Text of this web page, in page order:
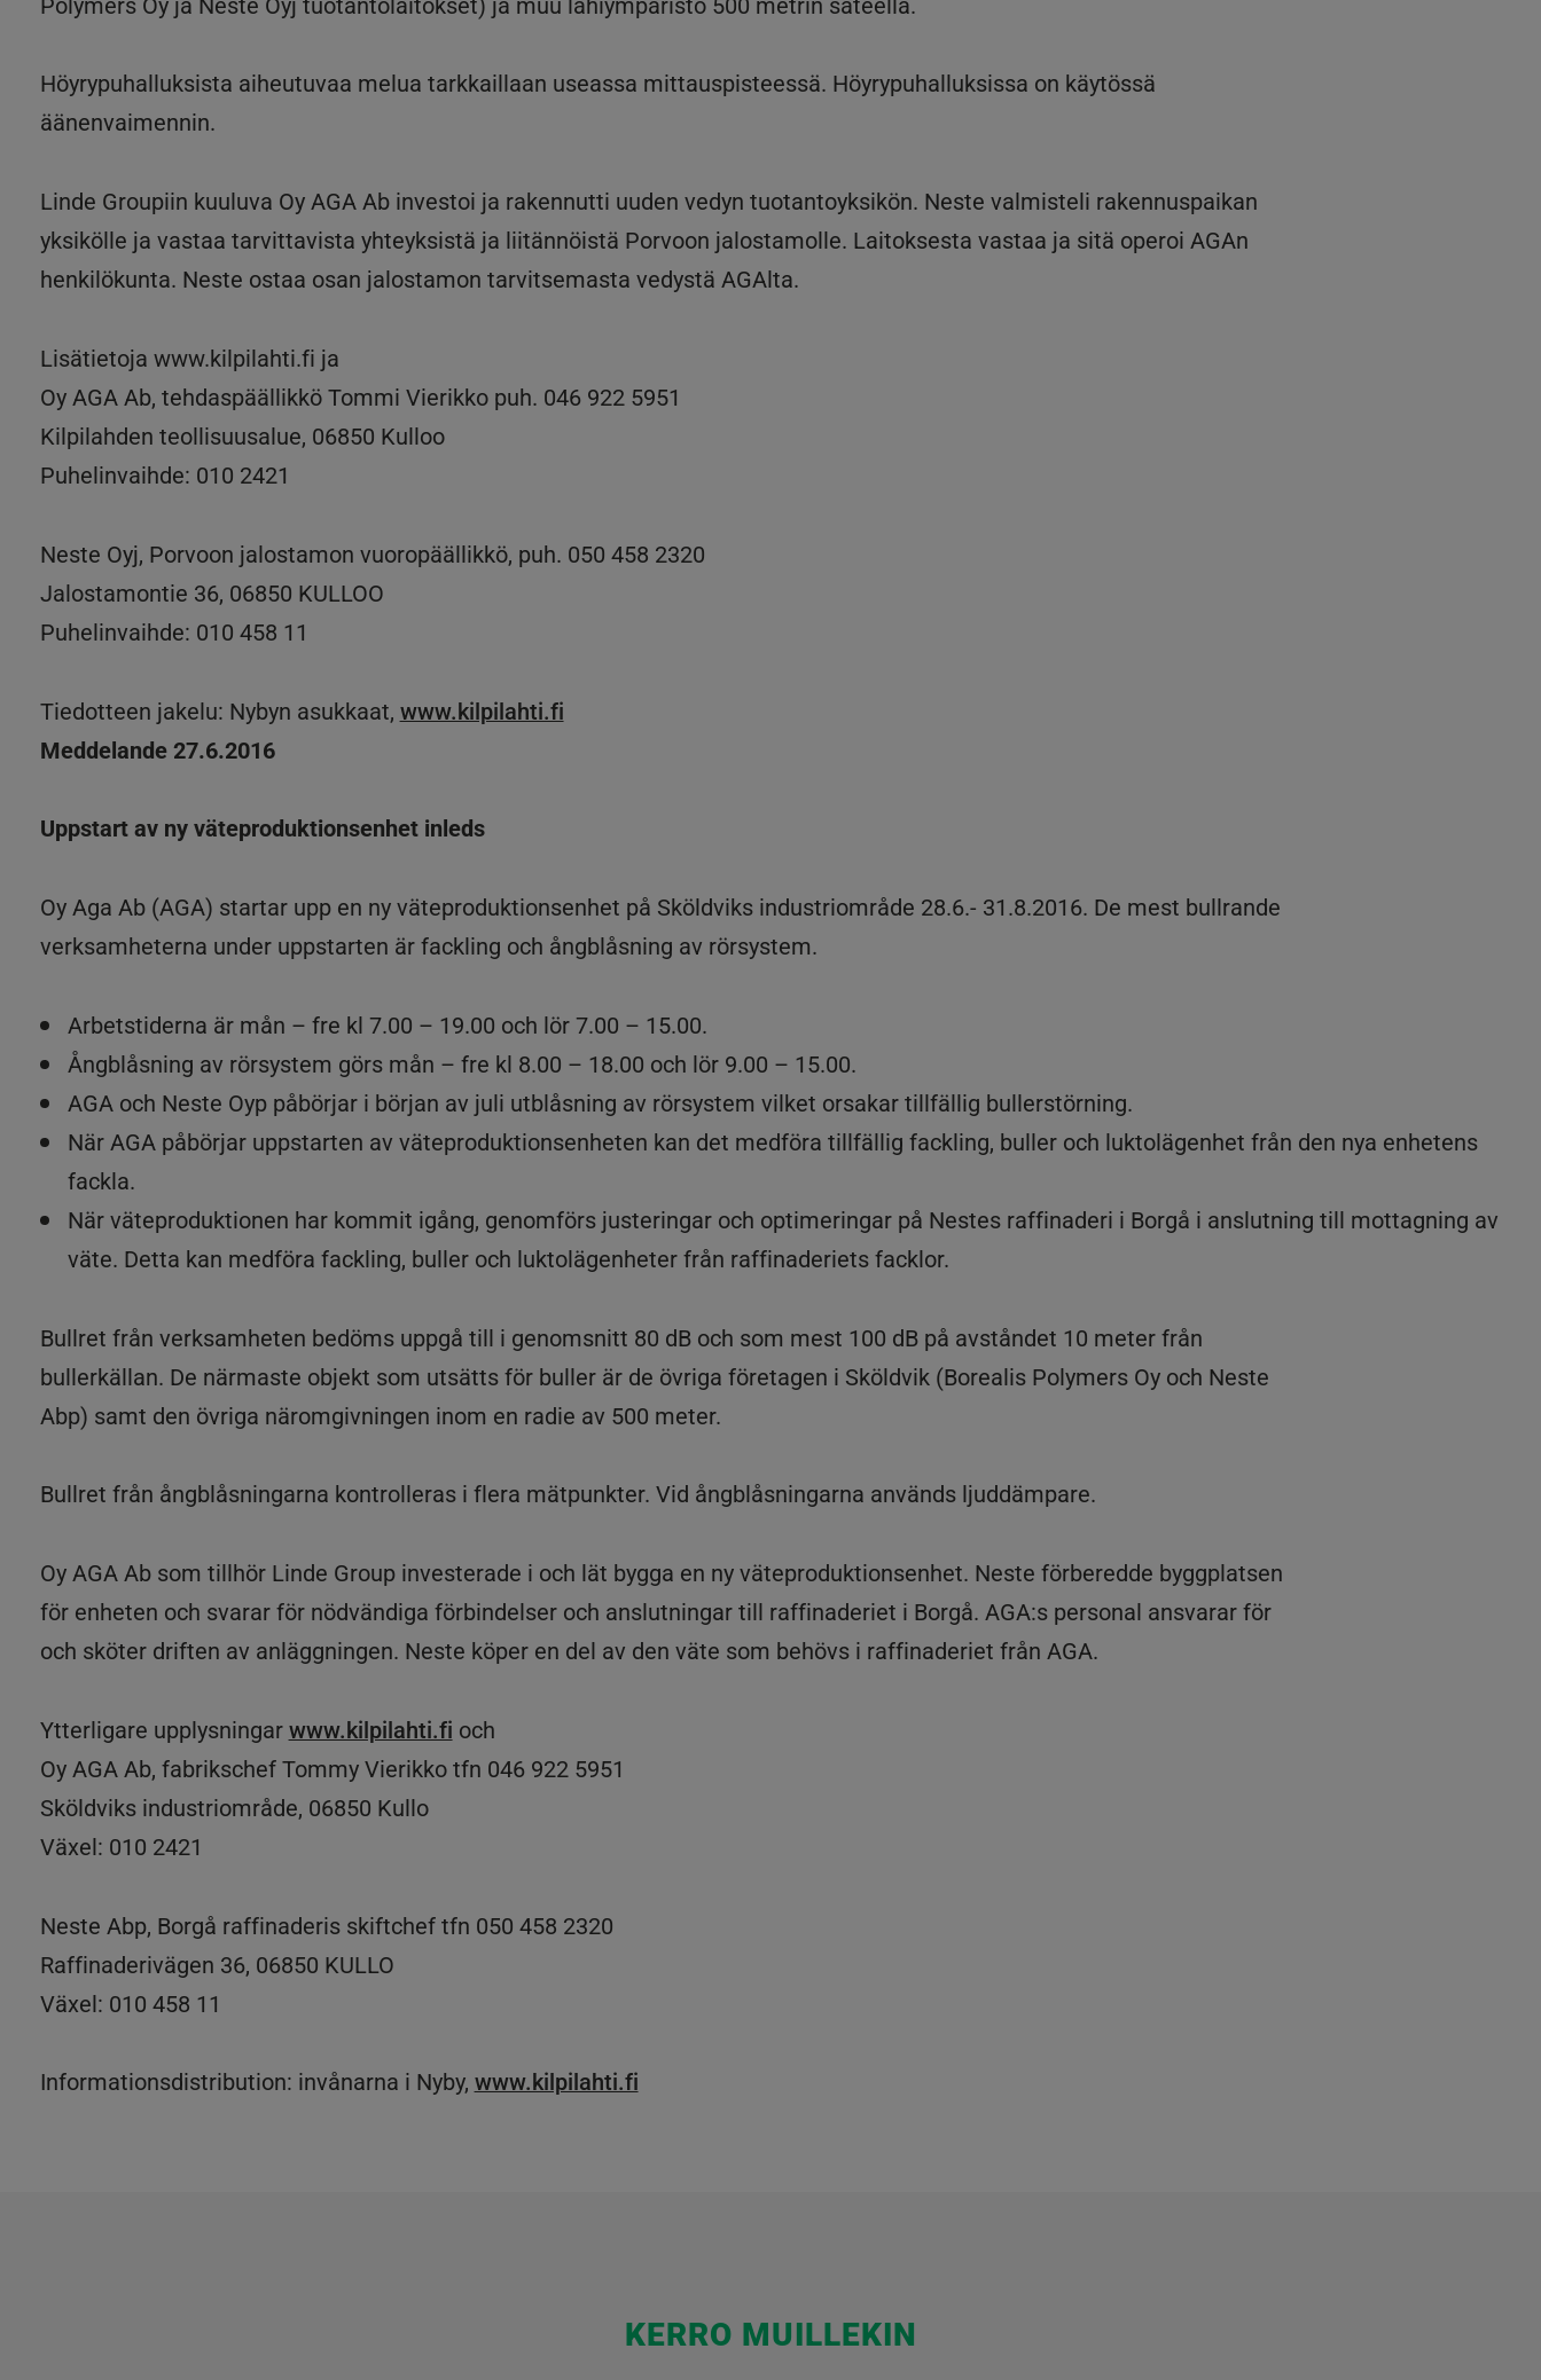
Polymers Oy ja Neste Oyj tuotantolaitokset) ja muu lähiympäristö 500 metrin säteellä.
Höyrypuhalluksista aiheutuvaa melua tarkkaillaan useassa mittauspisteessä. Höyrypuhalluksissa on käytössä
äänenvaimennin.
Linde Groupiin kuuluva Oy AGA Ab investoi ja rakennutti uuden vedyn tuotantoyksikön. Neste valmisteli rakennuspaikan
yksikölle ja vastaa tarvittavista yhteyksistä ja liitännöistä Porvoon jalostamolle. Laitoksesta vastaa ja sitä operoi AGAn
henkilökunta. Neste ostaa osan jalostamon tarvitsemasta vedystä AGAlta.
Lisätietoja www.kilpilahti.fi ja
Oy AGA Ab, tehdaspäällikkö Tommi Vierikko puh. 046 922 5951
Kilpilahden teollisuusalue, 06850 Kulloo
Puhelinvaihde: 010 2421
Neste Oyj, Porvoon jalostamon vuoropäällikkö, puh. 050 458 2320
Jalostamontie 36, 06850 KULLOO
Puhelinvaihde: 010 458 11
Tiedotteen jakelu: Nybyn asukkaat, www.kilpilahti.fi
Meddelande 27.6.2016
Uppstart av ny väteproduktionsenhet inleds
Oy Aga Ab (AGA) startar upp en ny väteproduktionsenhet på Sköldviks industriområde 28.6.- 31.8.2016. De mest bullrande
verksamheterna under uppstarten är fackling och ångblåsning av rörsystem.
Arbetstiderna är mån – fre kl 7.00 – 19.00 och lör 7.00 – 15.00.
Ångblåsning av rörsystem görs mån – fre kl 8.00 – 18.00 och lör 9.00 – 15.00.
AGA och Neste Oyp påbörjar i början av juli utblåsning av rörsystem vilket orsakar tillfällig bullerstörning.
När AGA påbörjar uppstarten av väteproduktionsenheten kan det medföra tillfällig fackling, buller och luktolägenhet från den nya enhetens
fackla.
När väteproduktionen har kommit igång, genomförs justeringar och optimeringar på Nestes raffinaderi i Borgå i anslutning till mottagning av
väte. Detta kan medföra fackling, buller och luktolägenheter från raffinaderiets facklor.
Bullret från verksamheten bedöms uppgå till i genomsnitt 80 dB och som mest 100 dB på avståndet 10 meter från
bullerkällan. De närmaste objekt som utsätts för buller är de övriga företagen i Sköldvik (Borealis Polymers Oy och Neste
Abp) samt den övriga näromgivningen inom en radie av 500 meter.
Bullret från ångblåsningarna kontrolleras i flera mätpunkter. Vid ångblåsningarna används ljuddämpare.
Oy AGA Ab som tillhör Linde Group investerade i och lät bygga en ny väteproduktionsenhet. Neste förberedde byggplatsen
för enheten och svarar för nödvändiga förbindelser och anslutningar till raffinaderiet i Borgå. AGA:s personal ansvarar för
och sköter driften av anläggningen. Neste köper en del av den väte som behövs i raffinaderiet från AGA.
Ytterligare upplysningar www.kilpilahti.fi och
Oy AGA Ab, fabrikschef Tommy Vierikko tfn 046 922 5951
Sköldviks industriområde, 06850 Kullo
Växel: 010 2421
Neste Abp, Borgå raffinaderis skiftchef tfn 050 458 2320
Raffinaderivägen 36, 06850 KULLO
Växel: 010 458 11
Informationsdistribution: invånarna i Nyby, www.kilpilahti.fi
KERRO MUILLEKIN